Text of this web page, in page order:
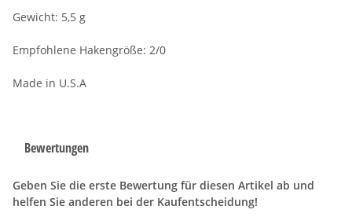
Gewicht: 5,5 g
Empfohlene Hakengröße: 2/0
Made in U.S.A
Bewertungen
Geben Sie die erste Bewertung für diesen Artikel ab und
helfen Sie anderen bei der Kaufentscheidung!